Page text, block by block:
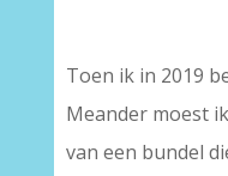
Toen ik in 2019
Meander moest
van een bundel